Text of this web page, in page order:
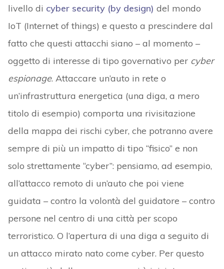
livello di cyber security (by design) del mondo
IoT (Internet of things) e questo a prescindere dal
fatto che questi attacchi siano – al momento –
oggetto di interesse di tipo governativo per cyber
espionage. Attaccare un’auto in rete o
un’infrastruttura energetica (una diga, a mero
titolo di esempio) comporta una rivisitazione
della mappa dei rischi cyber, che potranno avere
sempre di più un impatto di tipo “fisico” e non
solo strettamente “cyber”: pensiamo, ad esempio,
all’attacco remoto di un’auto che poi viene
guidata – contro la volontà del guidatore – contro
persone nel centro di una città per scopo
terroristico. O l’apertura di una diga a seguito di
un attacco mirato nato come cyber. Per questo